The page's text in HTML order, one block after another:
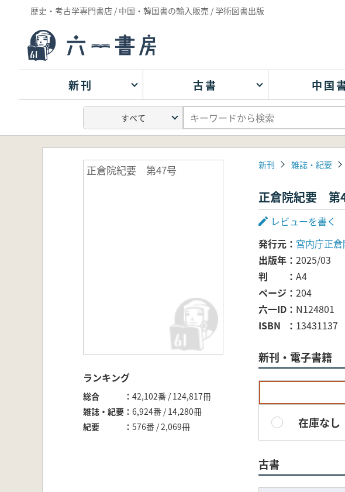
歴史・考古学専門書店 / 中国・韓国書の輸入販売 / 学術図書出版
新刊 古書 中国
正倉院紀要 第47号
ランキング
総合
42,102番 / 124,817冊
雑誌・紀要
6,924番 / 14,280冊
紀要
576番 / 2,069冊
新刊 雑誌・紀要
正倉院紀要 第
レビューを書く
発行元
宮内庁正
出版年
2025/03
判
A4
ページ
204
六一ID
N124801
ISBN
13431137
新刊・電子書籍
在庫なし
古書